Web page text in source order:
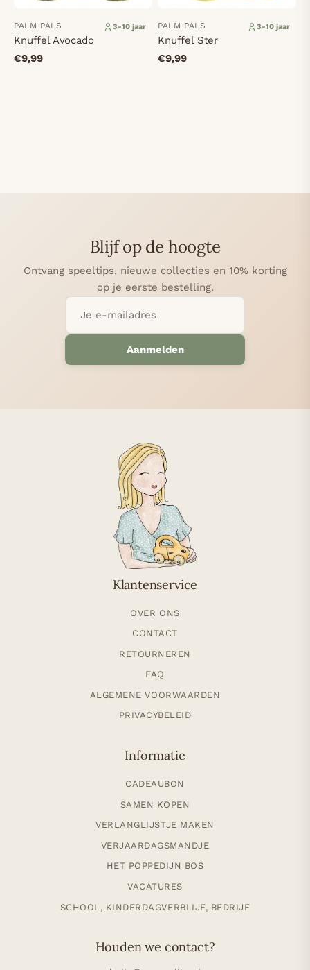
PALM PALS 3-10 jaar
Knuffel Avocado
€9,99
PALM PALS 3-10 jaar
Knuffel Ster
€9,99
Blijf op de hoogte
Ontvang speeltips, nieuwe collecties en 10% korting
op je eerste bestelling.
Aanmelden
Klantenservice
OVER ONS
CONTACT
RETOURNEREN
FAQ
ALGEMENE VOORWAARDEN
PRIVACYBELEID
Informatie
CADEAUBON
SAMEN KOPEN
VERLANGLIJSTJE MAKEN
VERJAARDAGSMANDJE
HET POPPEDIJN BOS
VACATURES
SCHOOL, KINDERDAGVERBLIJF, BEDRIJF
Houden we contact?